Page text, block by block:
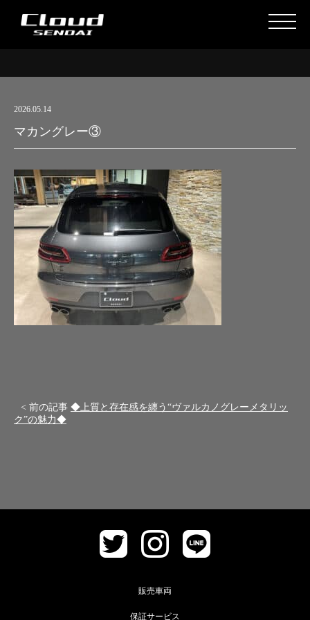
2026.05.14
マカングレー③
< 前の記事 ◆上質と存在感を纏う“ヴァルカノグレーメタリッ
ク”の魅力◆
販売車両
保証サービス